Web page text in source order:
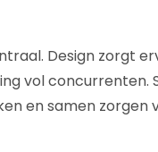
Design zorgt
vol
en samen zorgen